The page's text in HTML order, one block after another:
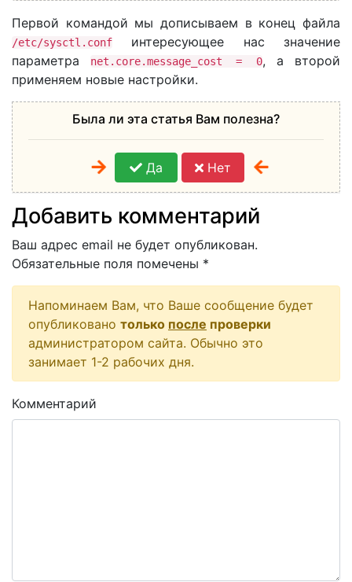
Первой командой мы дописываем в конец файла
/etc/sysctl.conf
интересующее нас значение
параметра
net.core.message_cost = 0, а второй
применяем новые настройки.
Была ли эта статья Вам полезна?
Да Нет
Добавить комментарий
Ваш адрес email не будет опубликован.
Обязательные поля помечены *
Напоминаем Вам, что Ваше сообщение будет
опубликовано только после проверки
администратором сайта. Обычно это
занимает 1-2 рабочих дня.
Комментарий